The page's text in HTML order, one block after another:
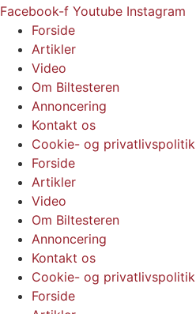
Facebook-f Youtube Instagram
Forside
Artikler
Video
Om Biltesteren
Annoncering
Kontakt os
Cookie- og privatlivspolitik
Forside
Artikler
Video
Om Biltesteren
Annoncering
Kontakt os
Cookie- og privatlivspolitik
Forside